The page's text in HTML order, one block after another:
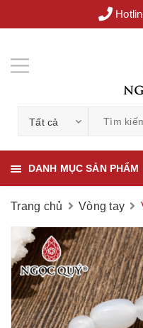
Tất cả
DANH MỤC SẢN PHẨM
Trang chủ Vòng tay